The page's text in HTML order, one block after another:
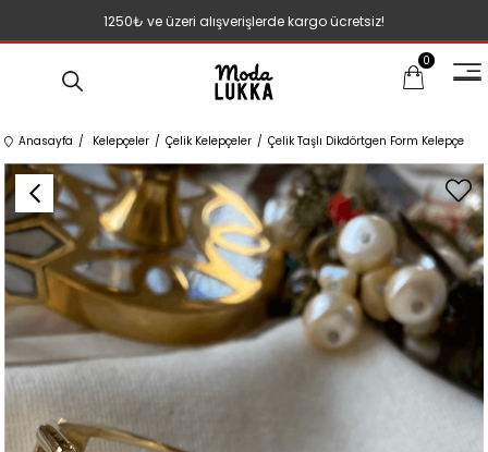
1250₺ ve üzeri alışverişlerde kargo ücretsiz!
0
Anasayfa Kelepçeler Çelik Kelepçeler Çelik Taşlı Dikdörtgen Form Kelepçe